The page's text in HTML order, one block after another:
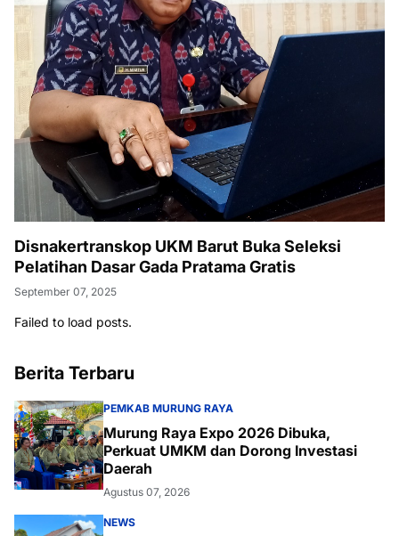
Disnakertranskop UKM Barut Buka Seleksi
Pelatihan Dasar Gada Pratama Gratis
September 07, 2025
Failed to load posts.
Berita Terbaru
PEMKAB MURUNG RAYA
Murung Raya Expo 2026 Dibuka,
Perkuat UMKM dan Dorong Investasi
Daerah
Agustus 07, 2026
NEWS